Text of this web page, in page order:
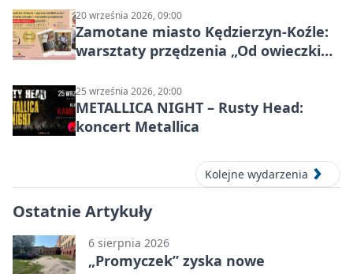
20 września 2026, 09:00
Zamotane miasto Kędzierzyn-Koźle:
warsztaty przędzenia „Od owieczki
25 września 2026, 20:00
METALLICA NIGHT – Rusty Head:
koncert Metallica
Kolejne wydarzenia
Ostatnie Artykuły
6 sierpnia 2026
„Promyczek” zyska nowe